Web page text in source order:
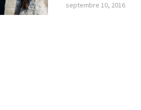
septembre 10, 2016